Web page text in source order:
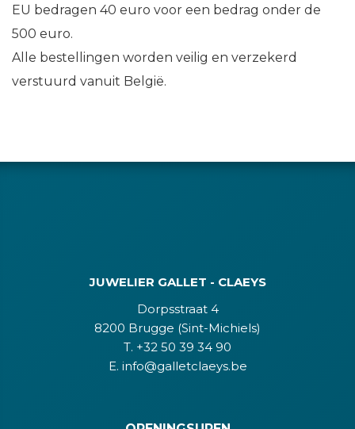
EU bedragen 40 euro voor een bedrag onder de
500 euro.
Alle bestellingen worden veilig en verzekerd
verstuurd vanuit België.
JUWELIER GALLET - CLAEYS
Dorpsstraat 4
8200 Brugge (Sint-Michiels)
T. +32 50 39 34 90
E. info@galletclaeys.be